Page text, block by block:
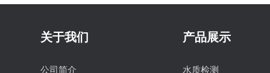
关于我们
公司简介
产品展示
水质检测